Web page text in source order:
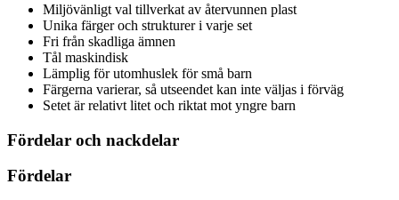
Miljövänligt val tillverkat av återvunnen plast
Unika färger och strukturer i varje set
Fri från skadliga ämnen
Tål maskindisk
Lämplig för utomhuslek för små barn
Färgerna varierar, så utseendet kan inte väljas i förväg
Setet är relativt litet och riktat mot yngre barn
Fördelar och nackdelar
Fördelar